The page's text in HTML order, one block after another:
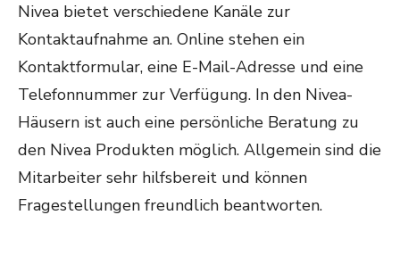
Nivea bietet verschiedene Kanäle zur
Kontaktaufnahme an. Online stehen ein
Kontaktformular, eine E-Mail-Adresse und eine
Telefonnummer zur Verfügung. In den Nivea-
Häusern ist auch eine persönliche Beratung zu
den Nivea Produkten möglich. Allgemein sind die
Mitarbeiter sehr hilfsbereit und können
Fragestellungen freundlich beantworten.